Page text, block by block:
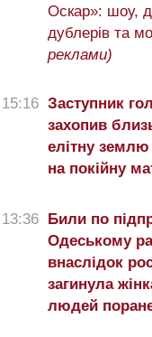
Оскар»: шоу,
дублерів та
реклами)
15:16 Заступник
захопив
елітну
на покійну
13:36
Били по
Одеському
внаслідок
загинула
людей